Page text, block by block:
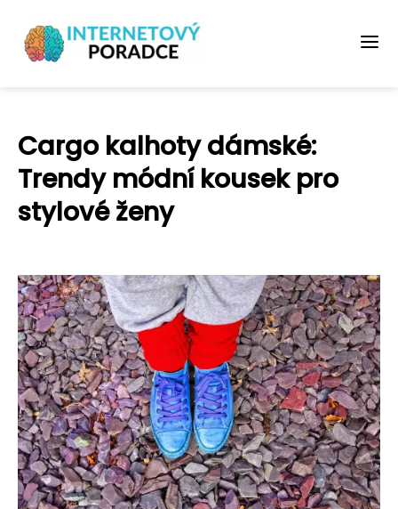
Cargo kalhoty dámské:
Trendy módní kousek pro
stylové ženy